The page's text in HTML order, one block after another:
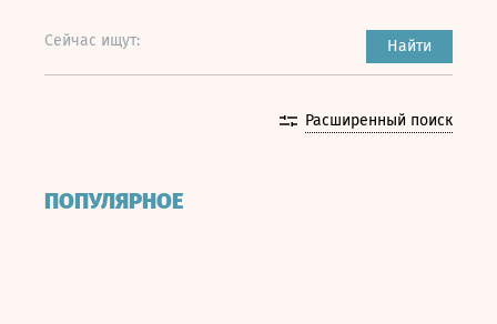
Сейчас ищут: Найти
Расширенный поиск
ПОПУЛЯРНОЕ